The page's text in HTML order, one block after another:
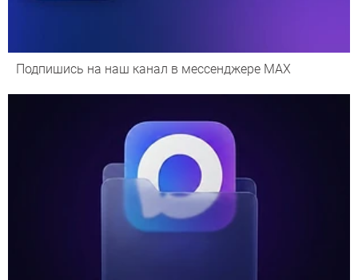
Подпишись на наш канал в мессенджере МАХ